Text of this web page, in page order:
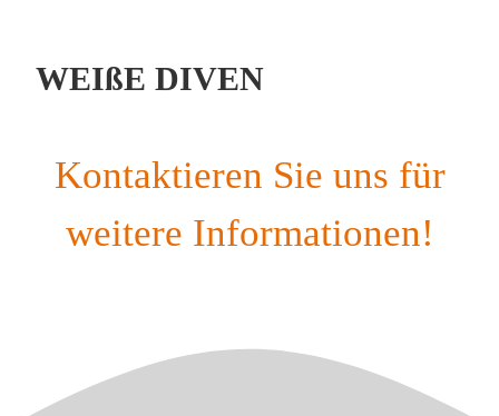
WEIßE DIVEN
Kontaktieren Sie uns für
weitere Informationen!